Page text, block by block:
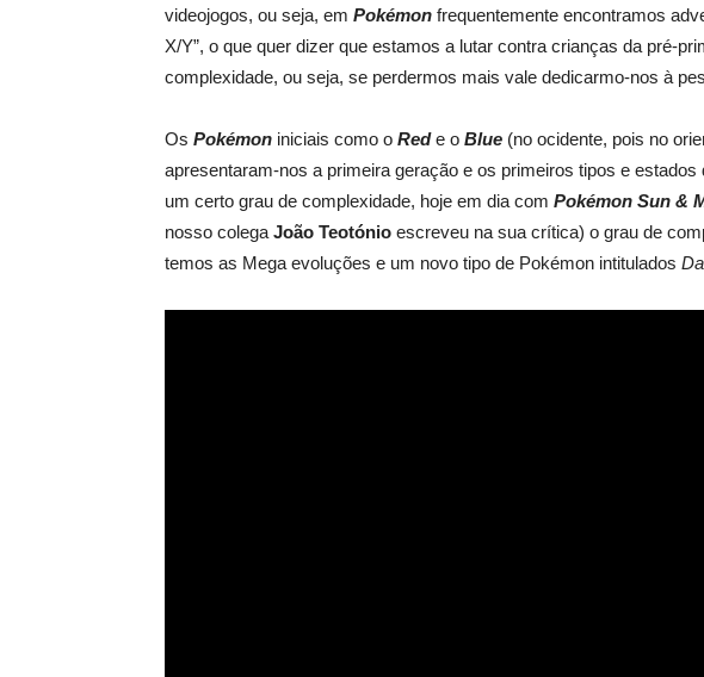
videojogos, ou seja, em Pokémon frequentemente encontramos
X/Y”, o que quer dizer que estamos a lutar contra crianças da pré-
complexidade, ou seja, se perdermos mais vale dedicarmo-nos à
Os Pokémon iniciais como o Red e o Blue (no ocidente, pois no
apresentaram-nos a primeira geração e os primeiros tipos e
um certo grau de complexidade, hoje em dia com Pokémon Sun &
nosso colegaJoão Teotónio escreveu na sua crítica) o grau de
temos as Mega evoluções e um novo tipo de Pokémon intitulados